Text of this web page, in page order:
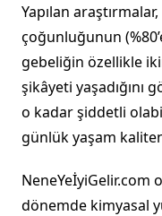
Yapılan
çoğunluğunun
gebeliğin özellikle
şikâyeti yaşadığını
o kadar şiddetli
günlük yaşam
NeneYeİyiGelir.com
dönemde kimyasal